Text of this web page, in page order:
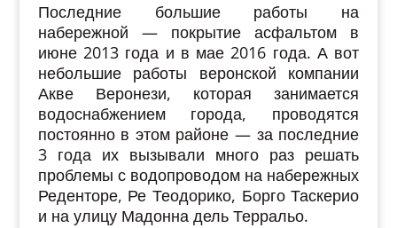
Последние большие работы на
набережной — покрытие асфальтом в
июне 2013 года и в мае 2016 года. А вот
небольшие работы веронской компании
Акве Веронези, которая занимается
водоснабжением города, проводятся
постоянно в этом районе — за последние
3 года их вызывали много раз решать
проблемы с водопроводом на набережных
Реденторе, Ре Теодорико, Борго Таскерио
и на улицу Мадонна дель Терральо.